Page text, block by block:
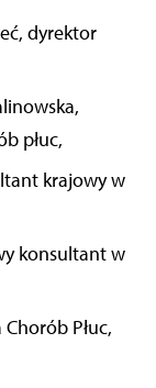
dyrektor
płuc,
krajowy w
konsultant w
Płuc,